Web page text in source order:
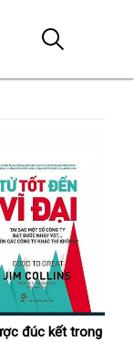
đúc kết trong